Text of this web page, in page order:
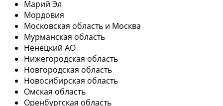
Марий Эл
Мордовия
Московская область и Москва
Мурманская область
Ненецкий АО
Нижегородская область
Новгородская область
Новосибирская область
Омская область
Оренбургская область